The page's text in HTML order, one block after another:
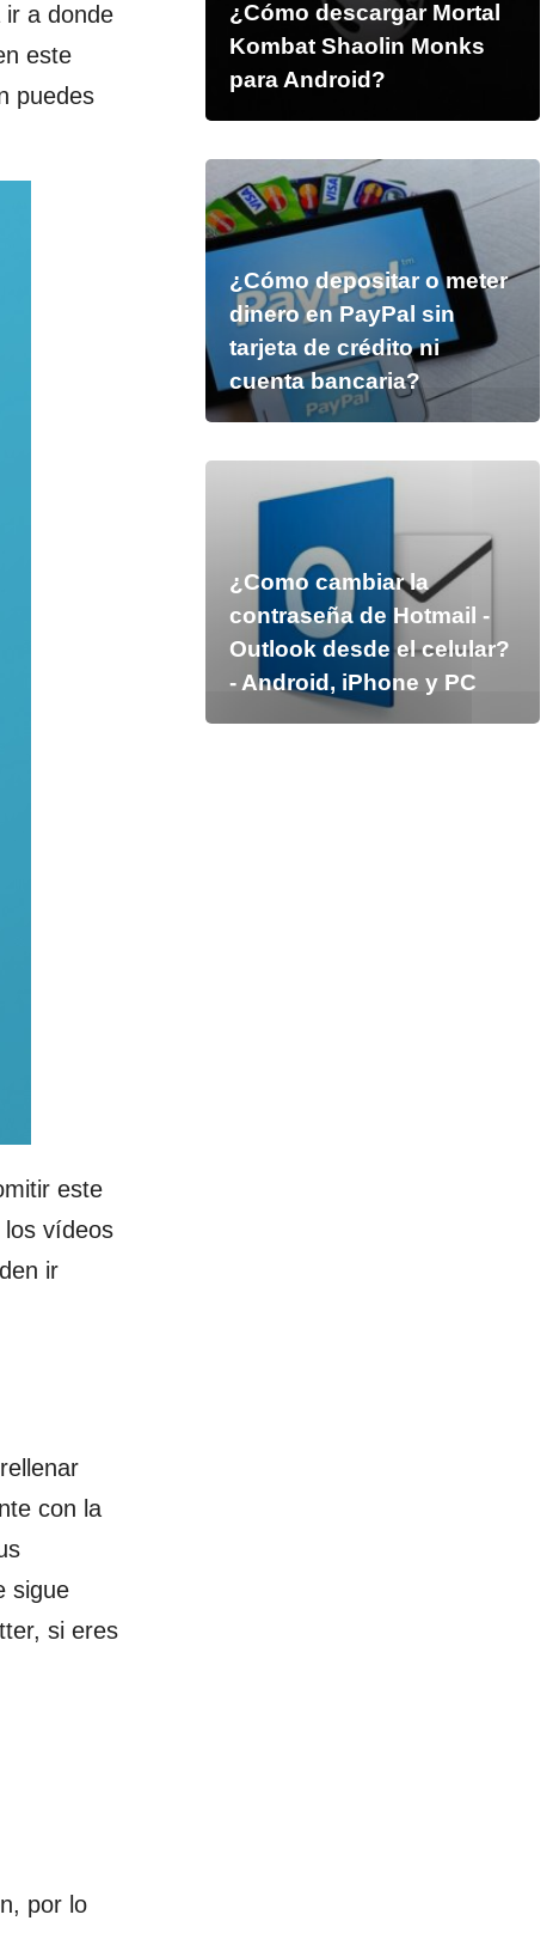
ir a donde
este
puedes
este
los vídeos
ir
con la
sigue
si eres
por lo
¿Cómo descargar Mortal
Kombat Shaolin Monks
para Android?
¿Cómo depositar o meter
dinero en PayPal sin
tarjeta de crédito ni
cuenta bancaria?
¿Como cambiar la
contraseña de Hotmail -
Outlook desde el celular?
- Android, iPhone y PC